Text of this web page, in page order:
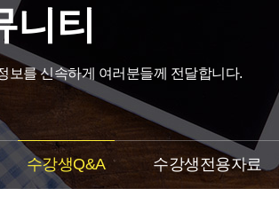
니티
보를 신속하게 여러분들께 전달합니다.
수강생Q&A 수강생전용자료